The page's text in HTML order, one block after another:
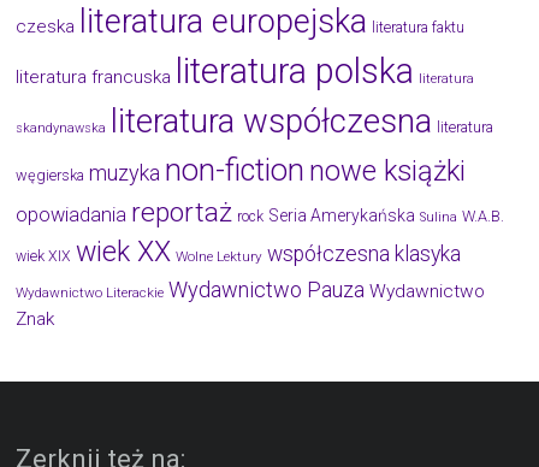
czeska literatura europejska literatura faktu
literatura francuska literatura polska literatura
skandynawska literatura współczesna literatura
węgierska muzyka non-fiction nowe książki
opowiadania reportaż rock Seria Amerykańska Sulina W.A.B.
wiek XIX wiek XX Wolne Lektury współczesna klasyka
Wydawnictwo Literackie Wydawnictwo Pauza Wydawnictwo
Znak
Zerknij też na: